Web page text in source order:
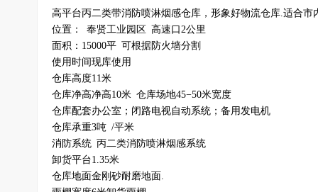
高平台丙二类带消防喷淋烟感仓库，形象好物流仓库.适合市
位置： 奉贤工业园 区 高速口2公里
面积：15000平 可根据防火墙分割
使用时间现库使用
仓库高度11米
仓库净高净高10米 仓库场地45−50米宽度
仓库配套办公室；闭路电视自动系统；备用发电机
仓库承重3吨 /平米
消防系统 丙二类消防喷淋烟感系统
卸货平台1.35米
仓库地面金刚砂耐磨地面.